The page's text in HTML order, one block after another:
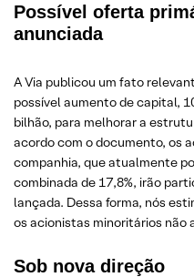
Possível oferta
anunciada
A Via publicou um fato
possível aumento de capital,
bilhão, para melhorar a
acordo com o documento, os
companhia, que atualmente
combinada de 17,8%, irão
lançada. Dessa forma, nós
os acionistas minoritários não
Sob nova direção